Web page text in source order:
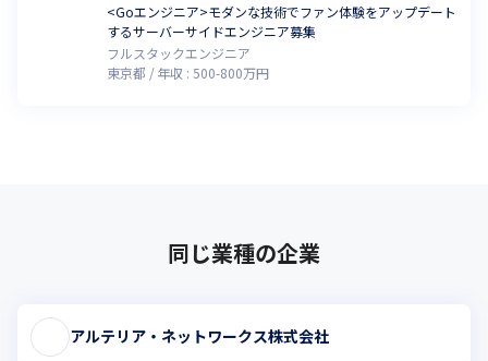
<Goエンジニア>モダンな技術でファン体験をアップデート
するサーバーサイドエンジニア募集
フルスタックエンジニア
東京都
年収 :500-800万円
同じ業種の企業
アルテリア・ネットワークス株式会社